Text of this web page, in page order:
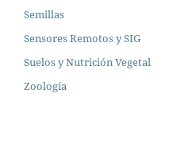
Semillas
Sensores Remotos y SIG
Suelos y Nutrición Vegetal
Zoología